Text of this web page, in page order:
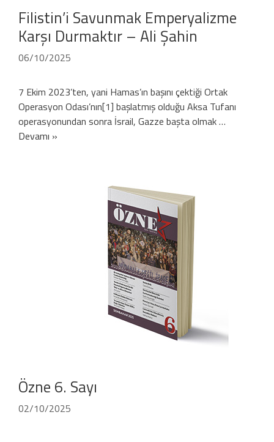
Filistin’i Savunmak Emperyalizme
Karşı Durmaktır – Ali Şahin
06/10/2025
7 Ekim 2023’ten, yani Hamas’ın başını çektiği Ortak
Operasyon Odası’nın[1] başlatmış olduğu Aksa Tufanı
operasyonundan sonra İsrail, Gazze başta olmak …
Devamı »
Özne 6. Sayı
02/10/2025